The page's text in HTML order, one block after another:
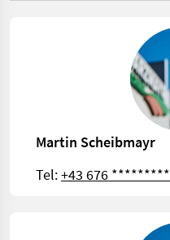
Martin Scheibmayr
Tel:+43 676 *********